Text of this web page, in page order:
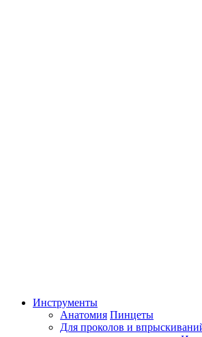
Инструменты
Анатомия Пинцеты
Для проколов и